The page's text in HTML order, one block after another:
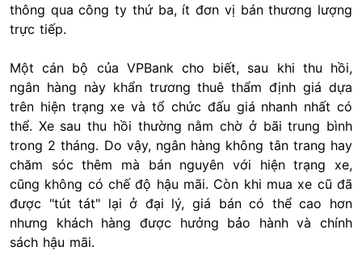
thông qua công ty thứ ba, ít đơn vị bán thương lượng
trực tiếp.
Một cán bộ của VPBank cho biết, sau khi thu hồi,
ngân hàng này khẩn trương thuê thẩm định giá dựa
trên hiện trạng xe và tổ chức đấu giá nhanh nhất có
thể. Xe sau thu hồi thường nằm chờ ở bãi trung bình
trong 2 tháng. Do vậy, ngân hàng không tân trang hay
chăm sóc thêm mà bán nguyên với hiện trạng xe,
cũng không có chế độ hậu mãi. Còn khi mua xe cũ đã
được "tút tát" lại ở đại lý, giá bán có thể cao hơn
nhưng khách hàng được hưởng bảo hành và chính
sách hậu mãi.